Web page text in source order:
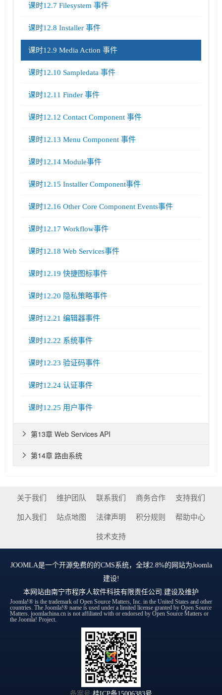
课时12.7 Filesystem 事件
课时12.8 Installer 事件
课时12.9 Media Action 事件
课时12.10 Sampledata 事件
课时12.11 Finder 事件
课时12.12 Contact Component 事件
课时12.13 Menu Component 事件
课时12.14 Module事件
课时12.15 Installer Component事件
课时12.16 Other Core Component Events事件
课时12.17 Workflow事件
课时12.18 Web Services事件
课时12.19 快捷图标事件
课时12.20 隐私策略事件
课时12.21 编辑器事件
课时12.22 系统事件
课时12.23 验证码事件
课时12.24 认证事件
课时12.25 用户事件
第13章 Web Services API

第14章 路由系统

关于我们 维护团队 联系我们 商务合作 支持我们
加入我们 站点地图 法律声明 积分规则 帮助中心
技术支持
JOOMLA是一个开源免费的的CMS系统，全球2.8%的网站为Joomla
建设!
本网站由南宁市程序人软件科技有限责任公司 .建设及维护
Joomla!® is the trademark of Open Source Matters, Inc. in the United States and other
countries. The Joomla!® name is used under a limited license granted by Open Source
Matters. joomlachina.cn is not affiliated with or endorsed by Open Source Matters or
the Joomla! Project.